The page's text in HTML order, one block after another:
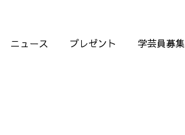
ニュース プレゼント 学芸員募集